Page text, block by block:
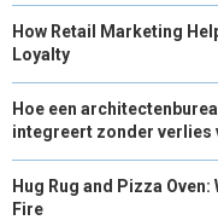
)
How Retail Marketing
Loyalty
Hoe een
integreert zonder verlies
Hug Rug and Pizza
Fire